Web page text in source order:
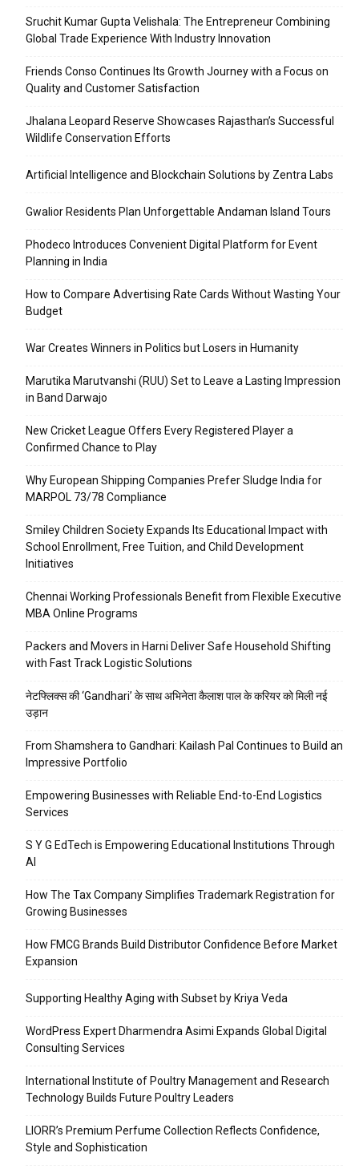
Sruchit Kumar Gupta Velishala: The Entrepreneur Combining
Global Trade Experience With Industry Innovation
Friends Conso Continues Its Growth Journey with a Focus on
Quality and Customer Satisfaction
Jhalana Leopard Reserve Showcases Rajasthan’s Successful
Wildlife Conservation Efforts
Artificial Intelligence and Blockchain Solutions by Zentra Labs
Gwalior Residents Plan Unforgettable Andaman Island Tours
Phodeco Introduces Convenient Digital Platform for Event
Planning in India
How to Compare Advertising Rate Cards Without Wasting Your
Budget
War Creates Winners in Politics but Losers in Humanity
Marutika Marutvanshi (RUU) Set to Leave a Lasting Impression
in Band Darwajo
New Cricket League Offers Every Registered Player a
Confirmed Chance to Play
Why European Shipping Companies Prefer Sludge India for
MARPOL 73/78 Compliance
Smiley Children Society Expands Its Educational Impact with
School Enrollment, Free Tuition, and Child Development
Initiatives
Chennai Working Professionals Benefit from Flexible Executive
MBA Online Programs
Packers and Movers in Harni Deliver Safe Household Shifting
with Fast Track Logistic Solutions
नेटफ्लिक्स की ‘Gandhari’ के साथ अभिनेता कैलाश पाल के करियर को मिली नई
उड़ान
From Shamshera to Gandhari: Kailash Pal Continues to Build an
Impressive Portfolio
Empowering Businesses with Reliable End-to-End Logistics
Services
S Y G EdTech is Empowering Educational Institutions Through
AI
How The Tax Company Simplifies Trademark Registration for
Growing Businesses
How FMCG Brands Build Distributor Confidence Before Market
Expansion
Supporting Healthy Aging with Subset by Kriya Veda
WordPress Expert Dharmendra Asimi Expands Global Digital
Consulting Services
International Institute of Poultry Management and Research
Technology Builds Future Poultry Leaders
LIORR’s Premium Perfume Collection Reflects Confidence,
Style and Sophistication